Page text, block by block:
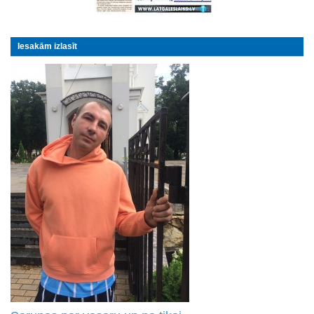
Iesakām izlasīt